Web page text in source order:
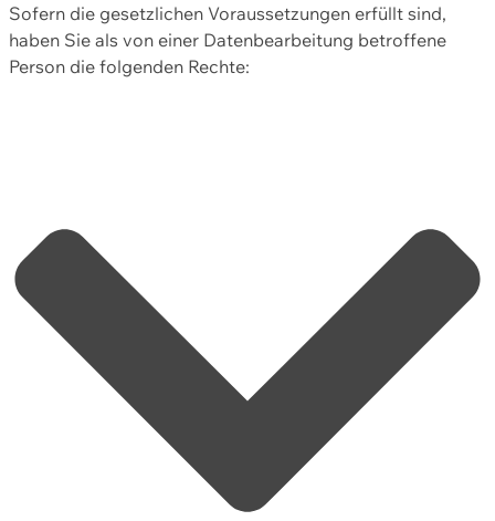
Sofern die gesetzlichen Voraussetzungen erfüllt sind,
haben Sie als von einer Datenbearbeitung betroffene
Person die folgenden Rechte: